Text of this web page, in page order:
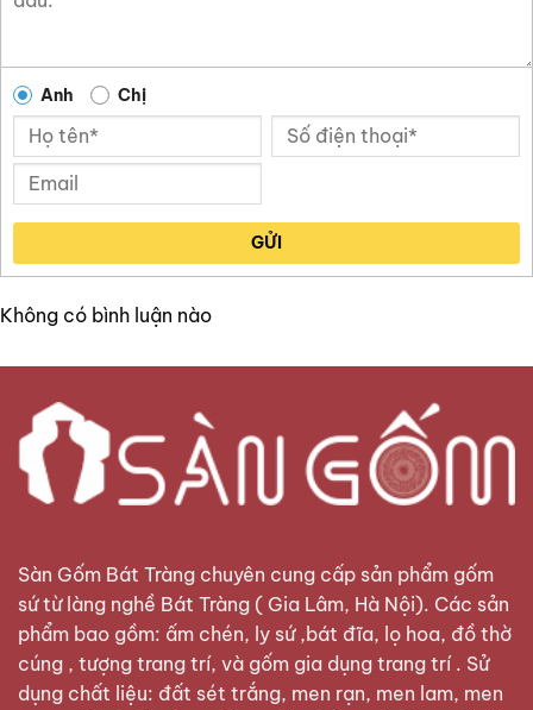
Anh Chị
GỬI
Không có bình luận nào
Sàn Gốm Bát Tràng chuyên cung cấp sản phẩm gốm
sứ từ làng nghề Bát Tràng ( Gia Lâm, Hà Nội). Các sản
phẩm bao gồm: ấm chén, ly sứ ,bát đĩa, lọ hoa, đồ thờ
cúng , tượng trang trí, và gốm gia dụng trang trí . Sử
dụng chất liệu: đất sét trắng, men rạn, men lam, men